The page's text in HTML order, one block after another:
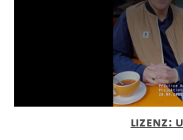
Lizenz: